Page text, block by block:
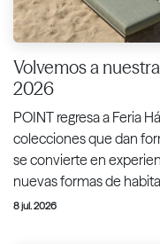
Volvemos a
2026
POINT regresa a Feria
colecciones que dan
se convierte en
nuevas formas de
8 jul. 2026